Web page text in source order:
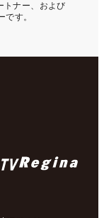
トナー、および
です。